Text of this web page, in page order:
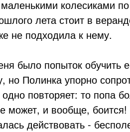
колесиками
лета стоит в
не подходила к нему.
было попыток обучить
но Полинка упорно
повторяет: то попа
может, и вообще,
действовать -